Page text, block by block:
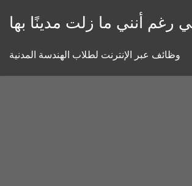
رغم أنني ما زلت مدينًا بها
وظائف عبر الإنترنت لطلاب الهندسة المدنية